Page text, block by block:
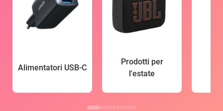
Alimentatori USB-C
Prodotti per
l'estate